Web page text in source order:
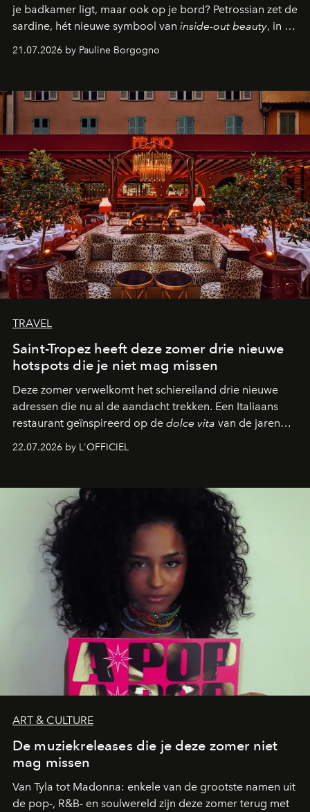
je badkamer ligt, maar ook op je bord? Petrossian zet de
sardine, hét nieuwe symbool van inside-out beauty, in de
21.07.2026 by Pauline Borgogno
TRAVEL
Saint-Tropez heeft deze zomer drie nieuwe
hotspots die je niet mag missen
Deze zomer verwelkomt het schiereiland drie nieuwe
adressen die nu al de aandacht trekken. Een Italiaans
restaurant geïnspireerd op de dolce vita van de jaren
verandert in een bruisende ontmoetingsplek en de
neerstrijkt in Saint-Tropez. Dit zijn de nieuwe adressen
die deze zomer de toon zetten, van lange lunches tot
zwoele nachten.
22.07.2026 by L'OFFICIEL
ART & CULTURE
De muziekreleases die je deze zomer niet
mag missen
Van Tyla tot Madonna: enkele van de grootste namen uit
de pop-, R&B- en soulwereld zijn deze zomer terug met